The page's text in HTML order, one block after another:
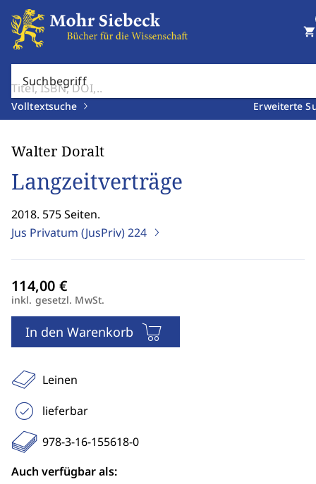
Suchbegriff
Volltextsuche Erweiterte
shopping_cart
Walter Doralt
Langzeitverträge
2018. 575 Seiten.
Jus Privatum (JusPriv)224
inkl. gesetzl. MwSt.
In den Warenkorb
Leinen
lieferbar
978-3-16-155618-0
Auch verfügbar als: